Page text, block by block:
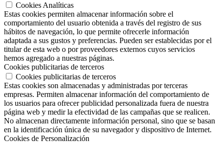
Cookies Analíticas
Estas cookies permiten almacenar información sobre el
comportamiento del usuario obtenida a través del registro de sus
hábitos de navegación, lo que permite ofrecerle información
adaptada a sus gustos y preferencias. Pueden ser establecidas por el
titular de esta web o por proveedores externos cuyos servicios
hemos agregado a nuestras páginas.
Cookies publicitarias de terceros
Cookies publicitarias de terceros
Estas cookies son almacenadas y administradas por terceras
empresas. Permiten almacenar información del comportamiento de
los usuarios para ofrecer publicidad personalizada fuera de nuestra
página web y medir la efectividad de las campañas que se realicen.
No almacenan directamente información personal, sino que se basan
en la identificación única de su navegador y dispositivo de Internet.
Cookies de Personalización